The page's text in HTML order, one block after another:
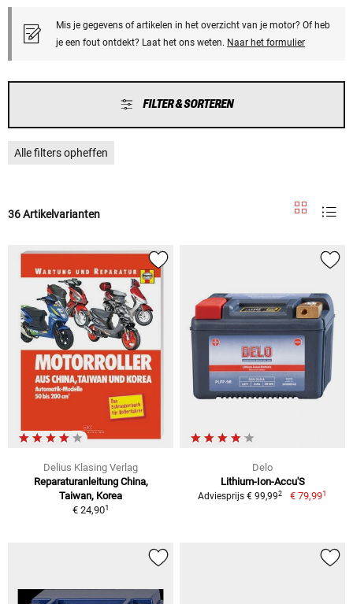
Mis je gegevens of artikelen in het overzicht van je motor? Of heb
je een fout ontdekt? Laat het ons weten. Naar het formulier
FILTER & SORTEREN
Alle filters opheffen
36 Artikelvarianten
Delius Klasing Verlag
Reparaturanleitung China,
Taiwan, Korea
€ 24,901
Delo
Lithium-Ion-Accu'S
Adviesprijs € 99,992 € 79,991